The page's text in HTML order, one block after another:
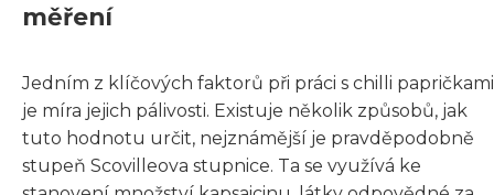
měření
Jedním z klíčových faktorů při práci s chilli papričkami
je míra jejich pálivosti. Existuje několik způsobů, jak
tuto hodnotu určit, nejznámější je pravděpodobně
stupeň Scovilleova stupnice. Ta se využívá ke